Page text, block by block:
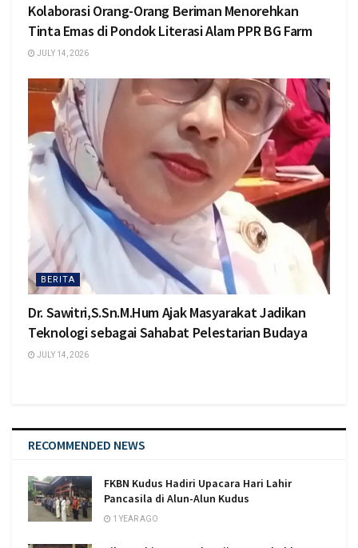
Kolaborasi Orang-Orang Beriman Menorehkan
Tinta Emas di Pondok Literasi Alam PPR BG Farm
JULY 14, 2026
BERITA
Dr. Sawitri,S.Sn.M.Hum Ajak Masyarakat Jadikan
Teknologi sebagai Sahabat Pelestarian Budaya
JULY 14, 2026
RECOMMENDED NEWS
FKBN Kudus Hadiri Upacara Hari Lahir
Pancasila di Alun-Alun Kudus
1 YEAR AGO